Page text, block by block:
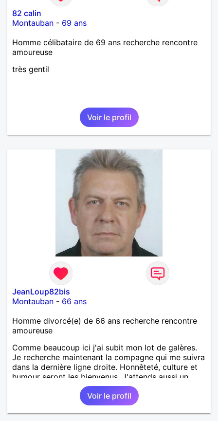
82 calin
Montauban - 69 ans
Homme célibataire de 69 ans recherche rencontre
amoureuse
très gentil
Voir le profil
JeanLoup82bis
Montauban - 66 ans
Homme divorcé(e) de 66 ans recherche rencontre
amoureuse
Comme beaucoup ici j'ai subit mon lot de galères.
Je recherche maintenant la compagne qui me suivra
dans la dernière ligne droite. Honnêteté, culture et
humour seront les bienvenus. J'attends aussi un
logis en commun, bien choisis où nous pourrons
recevoir la famille, les amis et peut être un animal
de compagnie. Merci mesdames, j'attends vos
messages. Amitiés sincères.
Voir le profil